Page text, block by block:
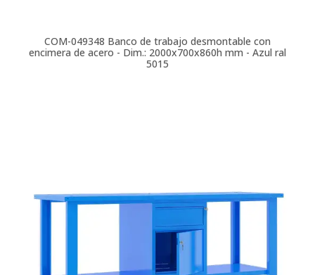
COM-049348 Banco de trabajo desmontable con
encimera de acero - Dim.: 2000x700x860h mm - Azul ral
5015